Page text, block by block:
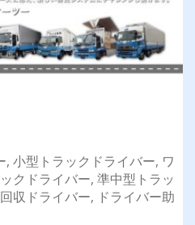
小型トラックドライバー, ワ
クドライバー, 準中型トラッ
収ドライバー, ドライバー助